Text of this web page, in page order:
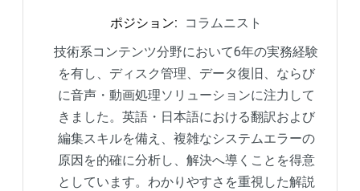
ポジション:
コラムニスト
技術系コンテンツ分野において6年の実務経験
を有し、ディスク管理、データ復旧、ならび
に音声・動画処理ソリューションに注力して
きました。英語・日本語における翻訳および
編集スキルを備え、複雑なシステムエラーの
原因を的確に分析し、解決へ導くことを得意
としています。わかりやすさを重視した解説